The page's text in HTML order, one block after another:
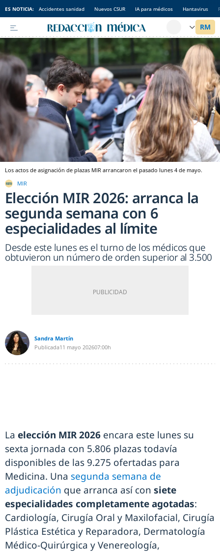
ES NOTICIA: Accidentes sanidad Nuevos CSUR IA para médicos Hantavirus
Los actos de asignación de plazas MIR arrancaron el pasado lunes 4 de mayo.
MIR
Elección MIR 2026: arranca la
segunda semana con 6
especialidades al límite
Desde este lunes es el turno de los médicos que
obtuvieron un número de orden superior al 3.500
Sandra Martín
Publicada11 mayo 202607:00h
La elección MIR 2026 encara este lunes su
sexta jornada con 5.806 plazas todavía
disponibles de las 9.275 ofertadas para
Medicina. Una segunda semana de
adjudicación que arranca así con siete
especialidades completamente agotadas:
Cardiología, Cirugía Oral y Maxilofacial, Cirugía
Plástica Estética y Reparadora, Dermatología
Médico-Quirúrgica y Venereología,